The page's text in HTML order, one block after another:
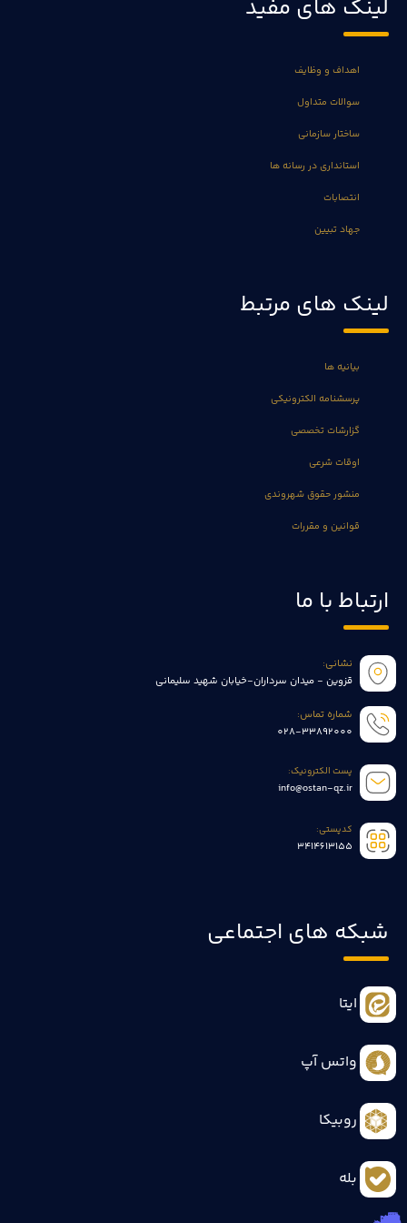
لینک های مفید
اهداف و وظایف
سوالات متداول
ساختار سازمانی
استانداری در رسانه ها
انتصابات
جهاد تبیین
لینک های مرتبط
بیانیه ها
پرسشنامه الکترونیکی
گزارشات تخصصی
اوقات شرعی
منشور حقوق شهروندی
قوانین و مقررات
ارتباط با ما
نشانی:
قزوین - میدان سرداران-خیابان شهید سلیمانی
شماره تماس:
028-33892000
پست الکترونیک:
info@ostan-qz.ir
کدپستی:
3414613155
شبکه های اجتماعی
ایتا
واتس آپ
روبیکا
بله